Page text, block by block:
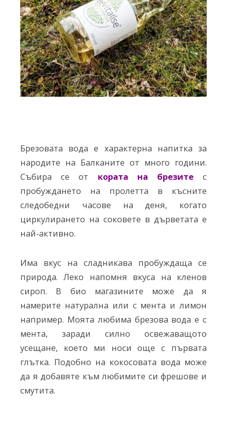
Брезовата вода е характерна напитка за
народите на Балканите от много години.
Събира се от кората на брезитес
пробуждането на пролетта в късните
следобедни часове на деня, когато
циркулирането на соковете в дърветата е
най-активно.
Има вкус на сладникава пробуждаща се
природа. Леко напомня вкуса на кленов
сироп. В био магазините може да я
намерите натурална или с мента и лимон
например. Моята любима брезова вода е с
мента, заради силно освежаващото
усещане, което ми носи още с първата
глътка. Подобно на кокосовата вода може
да я добавяте към любимите си фрешове и
смутита.